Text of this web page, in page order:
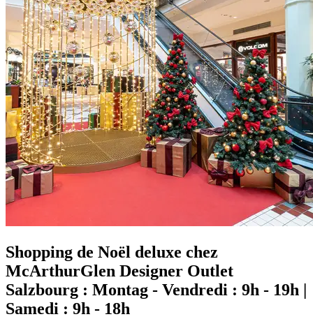
Shopping de Noël deluxe chez
McArthurGlen Designer Outlet
Salzbourg : Montag - Vendredi : 9h - 19h |
Samedi : 9h - 18h